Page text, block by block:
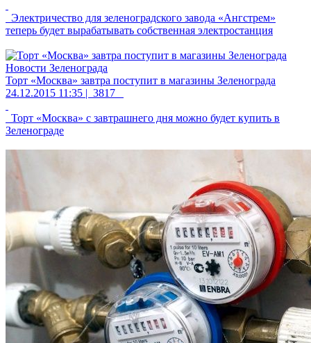
Электричество для зеленоградского завода «Ангстрем»
теперь будет вырабатывать собственная электростанция
Новости Зеленограда
Торт «Москва» завтра поступит в магазины Зеленограда
24.12.2015 11:35 | 3817
Торт «Москва» с завтрашнего дня можно будет купить в
Зеленограде